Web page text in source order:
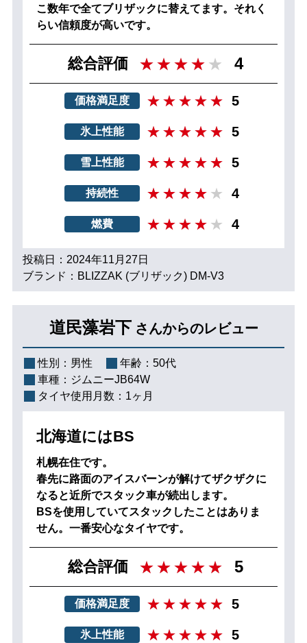
こ数年で全てブリザックに替えてます。それく
らい信頼度が高いです。
総合評価 4
価格満足度 5
氷上性能 5
雪上性能 5
持続性 4
燃費 4
投稿日：2024年11月27日
ブランド：BLIZZAK (ブリザック) DM-V3
道民藻岩下 さんからのレビュー
性別： 男性 年齢： 50代
車種： ジムニーJB64W
タイヤ使用月数： 1ヶ月
北海道にはBS
札幌在住です。
春先に路面のアイスバーンが解けてザクザクに
なると近所でスタック車が続出します。
BSを使用していてスタックしたことはありま
せん。一番安心なタイヤです。
総合評価 5
価格満足度 5
氷上性能 5